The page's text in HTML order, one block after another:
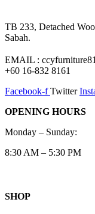
TB 233, Detached
Sabah.
EMAIL :
+60 16-832 8161
Facebook-f Twitter
OPENING HOURS
Monday – Sunday:
8:30 AM – 5:30 PM
SHOP